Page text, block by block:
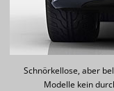
Schnörkellose, aber
Modelle kein